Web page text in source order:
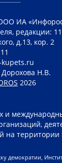
ИА
редакции:
д.13, кор. 2
kupets.ru
Н.В.
2026
и
на территории
демократии,